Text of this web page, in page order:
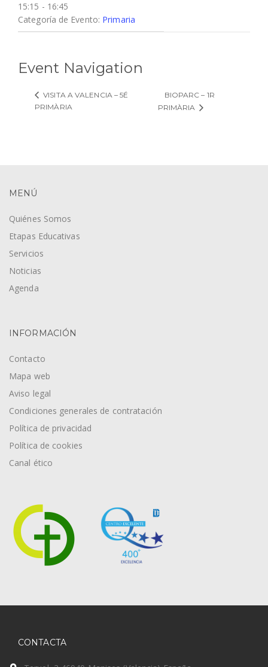
15:15 - 16:45
Categoría de Evento: Primaria
Event Navigation
VISITA A VALENCIA – 5É
PRIMÀRIA
BIOPARC – 1R
PRIMÀRIA
MENÚ
Quiénes Somos
Etapas Educativas
Servicios
Noticias
Agenda
INFORMACIÓN
Contacto
Mapa web
Aviso legal
Condiciones generales de contratación
Política de privacidad
Política de cookies
Canal ético
CONTACTA